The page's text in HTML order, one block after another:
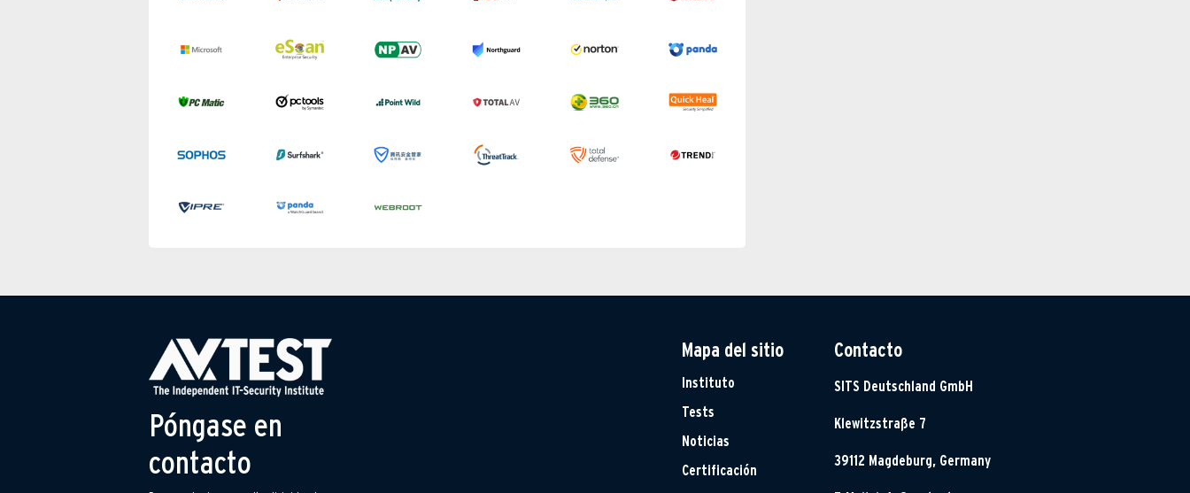
Póngase en
contacto
Mapa del sitio
Instituto
Tests
Noticias
Certificación
Contacto
SITS Deutschland GmbH
Klewitzstraße 7
39112 Magdeburg, Germany